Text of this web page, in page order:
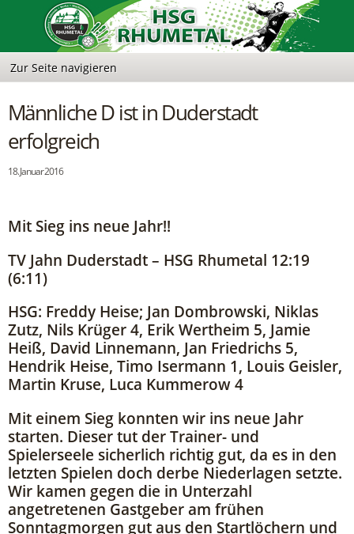
Männliche D ist in Duderstadt
erfolgreich
18. Januar 2016
Mit Sieg ins neue Jahr!!
TV Jahn Duderstadt – HSG Rhumetal 12:19
(6:11)
HSG: Freddy Heise; Jan Dombrowski, Niklas
Zutz, Nils Krüger 4, Erik Wertheim 5, Jamie
Heiß, David Linnemann, Jan Friedrichs 5,
Hendrik Heise, Timo Isermann 1, Louis Geisler,
Martin Kruse, Luca Kummerow 4
Mit einem Sieg konnten wir ins neue Jahr
starten. Dieser tut der Trainer- und
Spielerseele sicherlich richtig gut, da es in den
letzten Spielen doch derbe Niederlagen setzte.
Wir kamen gegen die in Unterzahl
angetretenen Gastgeber am frühen
Sonntagmorgen gut aus den Startlöchern und